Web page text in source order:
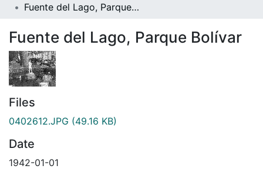
Fuente del Lago, Parque Bolívar
Fuente del Lago, Parque Bolívar
Files
0402612.JPG (49.16 KB)
Date
1942-01-01